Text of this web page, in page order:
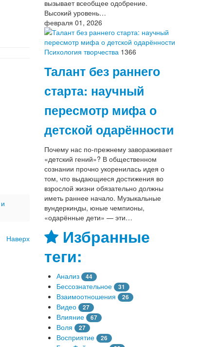
Наверх
вызывает всеобщее одобрение.
Высокий уровень…
февраля 01, 2026
Психология творчества 1366
Талант без раннего
старта: научный
пересмотр мифа о
детской одарённости
Почему нас по-прежнему завораживает
«детский гений»? В общественном
сознании прочно укоренилась идея о
том, что выдающиеся достижения во
взрослой жизни обязательно должны
иметь раннее начало. Музыкальные
вундеркинды, юные чемпионы,
«одарённые дети» — эти…
Избранные
теги:
Анализ 44
Бессознательное 31
Взаимоотношения 26
Видео 27
Влияние 67
Воля 27
Восприятие 26